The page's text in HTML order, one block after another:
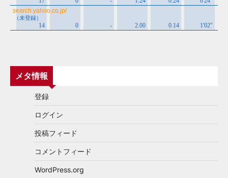
メタ情報
登録
ログイン
投稿フィード
コメントフィード
WordPress.org